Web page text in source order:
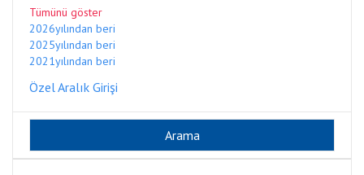
Tümünü göster
2026yılından beri
2025yılından beri
2021yılından beri
Özel Aralık Girişi